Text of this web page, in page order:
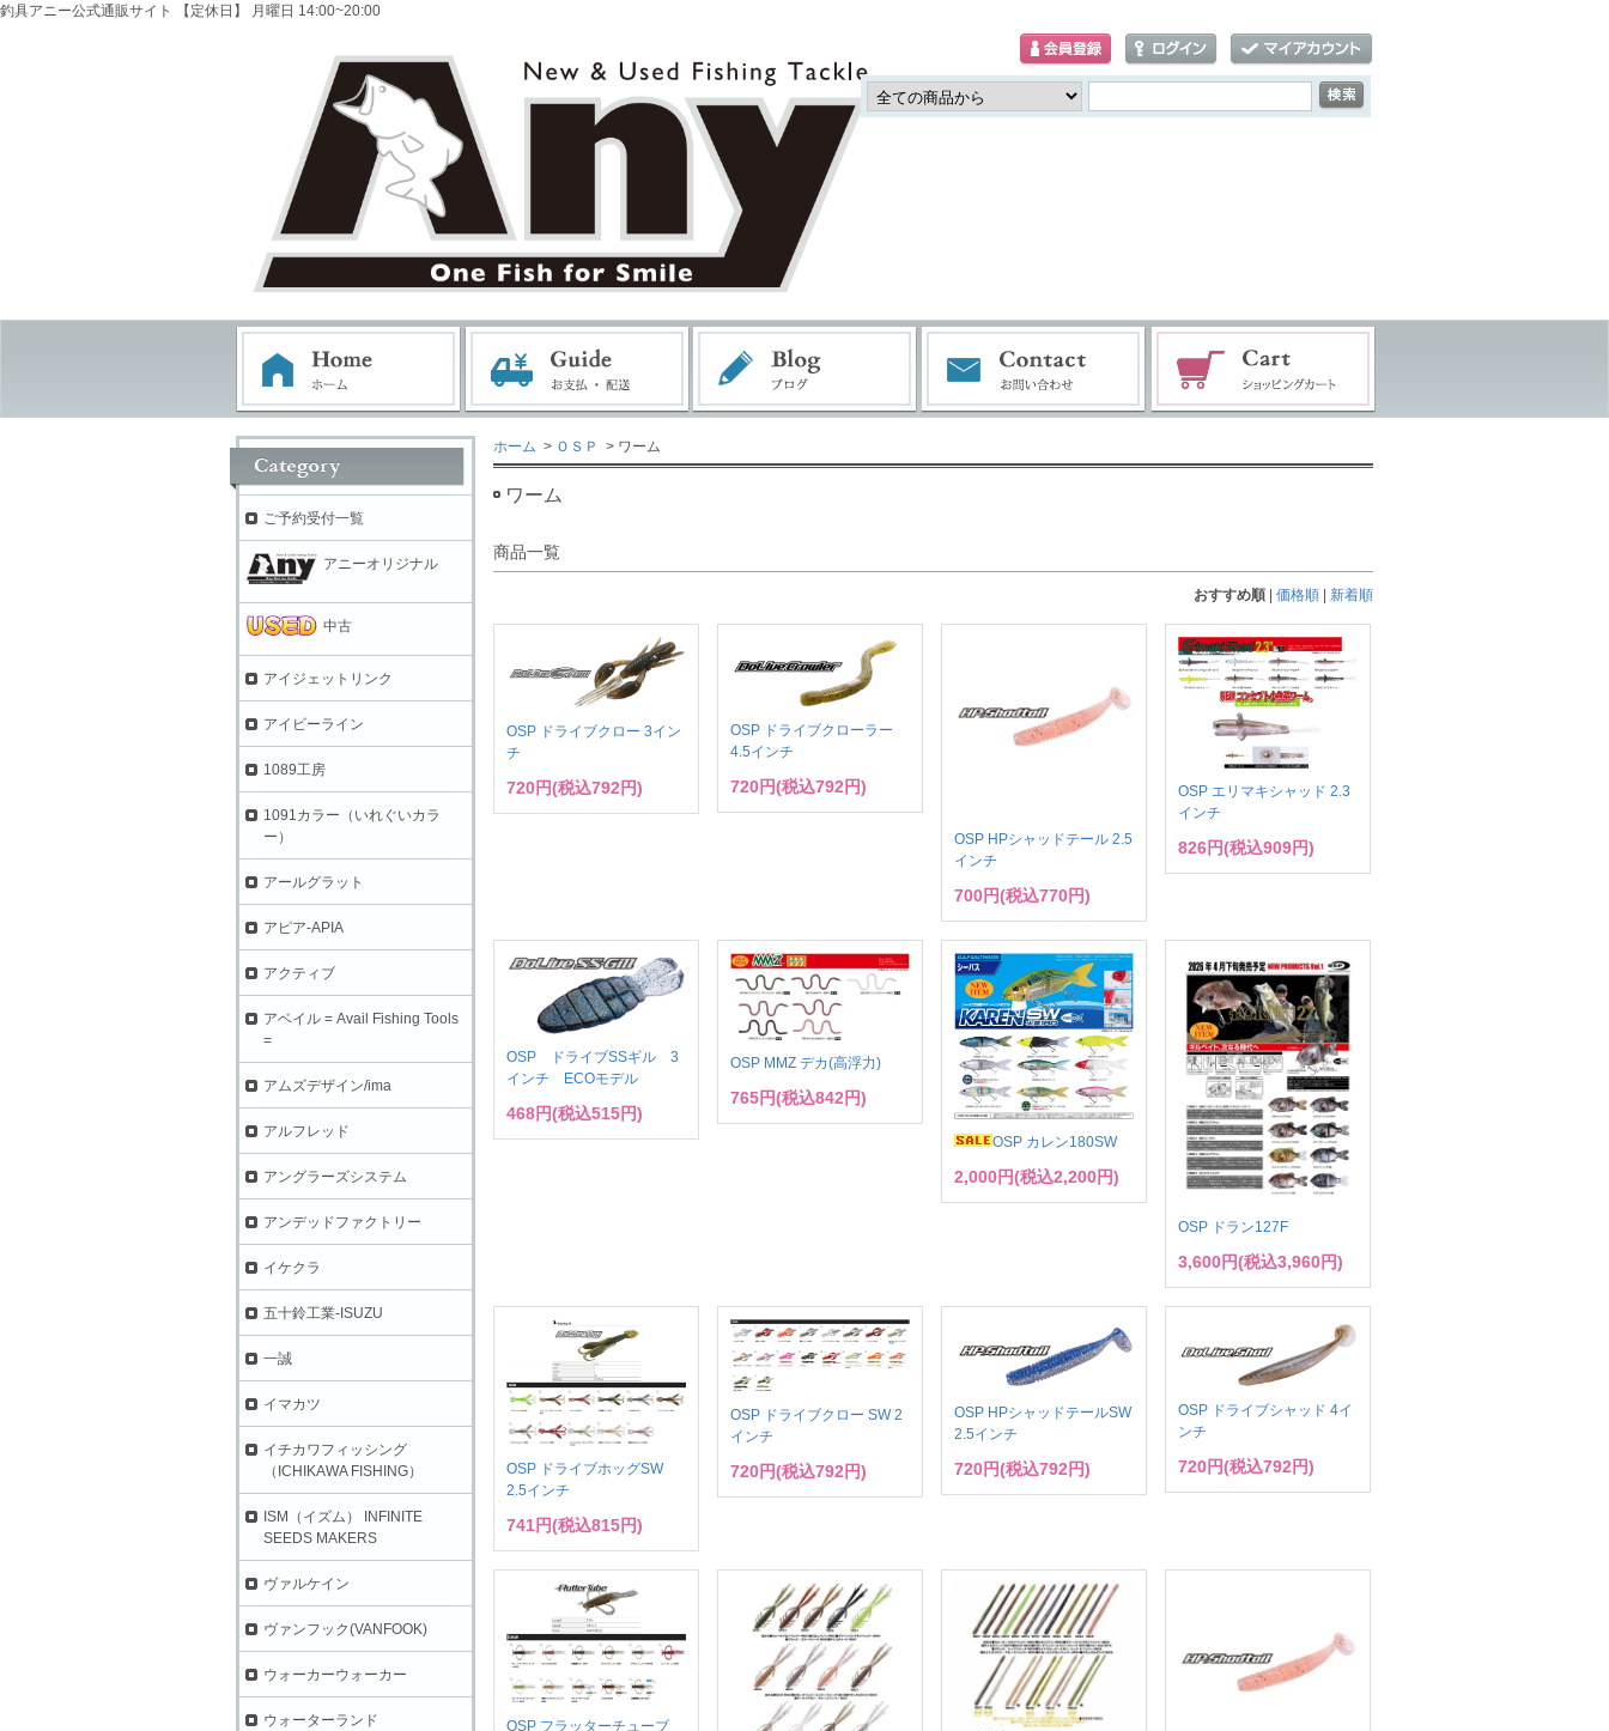
釣具アニー公式通販サイト 【定休日】 月曜日 14:00~20:00
ホーム > ＯＳＰ > ワーム
ワーム
商品一覧
おすすめ順 価格順 新着順
OSP ドライブクロー 3イン
チ
720円(税込792円)
OSP ドライブクローラー
4.5インチ
720円(税込792円)
OSP HPシャッドテール 2.5
インチ
700円(税込770円)
OSP エリマキシャッド 2.3
インチ
826円(税込909円)
OSP ドライブSSギル 3
インチ ECOモデル
468円(税込515円)
OSP MMZ デカ(高浮力)
765円(税込842円)
OSP カレン180SW
2,000円(税込2,200円)
OSP ドラン127F
3,600円(税込3,960円)
OSP ドライブホッグSW
2.5インチ
741円(税込815円)
OSP ドライブクロー SW 2
インチ
720円(税込792円)
OSP HPシャッドテールSW
2.5インチ
720円(税込792円)
OSP ドライブシャッド 4イ
ンチ
720円(税込792円)
OSP フラッターチューブ
ご予約受付一覧
アニーオリジナル
中古
アイジェットリンク
アイビーライン
1089工房
1091カラー（いれぐいカラ
ー）
アールグラット
アピア-APIA
アクティブ
アベイル = Avail Fishing Tools
=
アムズデザイン/ima
アルフレッド
アングラーズシステム
アンデッドファクトリー
イケクラ
五十鈴工業-ISUZU
一誠
イマカツ
イチカワフィッシング
（ICHIKAWA FISHING）
ISM（イズム） INFINITE
SEEDS MAKERS
ヴァルケイン
ヴァンフック(VANFOOK)
ウォーカーウォーカー
ウォーターランド